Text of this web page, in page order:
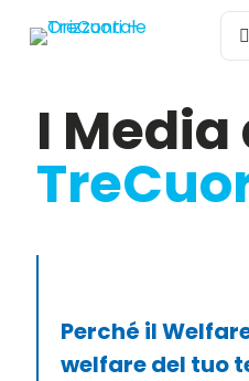
I Media
Perché il
welfare del tuo